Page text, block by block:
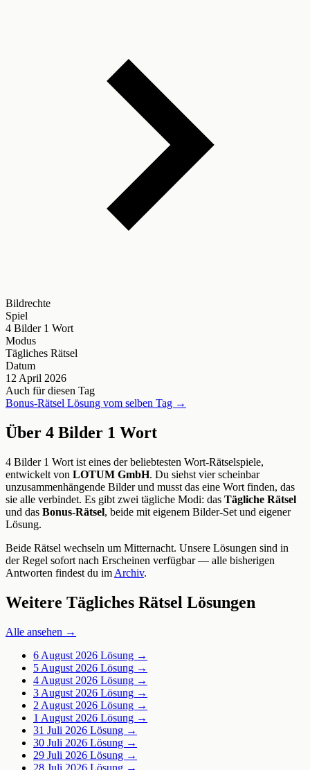
Bildrechte
Spiel
4 Bilder 1 Wort
Modus
Tägliches Rätsel
Datum
12 April 2026
Auch für diesen Tag
Bonus-Rätsel Lösung vom selben Tag →
Über 4 Bilder 1 Wort
4 Bilder 1 Wort ist eines der beliebtesten Wort-Rätselspiele,
entwickelt von LOTUM GmbH. Du siehst vier scheinbar
unzusammenhängende Bilder und musst das eine Wort finden, das
sie alle verbindet. Es gibt zwei tägliche Modi: das Tägliche Rätsel
und das Bonus-Rätsel, beide mit eigenem Bilder-Set und eigener
Lösung.
Beide Rätsel wechseln um Mitternacht. Unsere Lösungen sind in
der Regel sofort nach Erscheinen verfügbar — alle bisherigen
Antworten findest du im Archiv.
Weitere Tägliches Rätsel Lösungen
Alle ansehen →
6 August 2026 Lösung →
5 August 2026 Lösung →
4 August 2026 Lösung →
3 August 2026 Lösung →
2 August 2026 Lösung →
1 August 2026 Lösung →
31 Juli 2026 Lösung →
30 Juli 2026 Lösung →
29 Juli 2026 Lösung →
28 Juli 2026 Lösung →